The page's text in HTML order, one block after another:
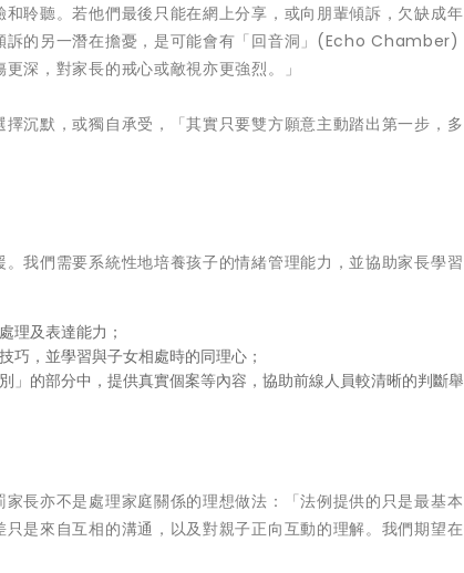
聆聽。若他們最後只能在網上分享，或向朋輩傾訴，欠缺成年
訴的另一潛在擔憂，是可能會有「回音洞」(Echo Chamber)
深，對家長的戒心或敵視亦更強烈。」
沉默，或獨自承受，「其實只要雙方願意主動踏出第一步，多
我們需要系統性地培養孩子的情緒管理能力，並協助家長學習
理及表達能力；
巧，並學習與子女相處時的同理心；
」的部分中，提供真實個案等內容，協助前線人員較清晰的判斷舉
長亦不是處理家庭關係的理想做法：「法例提供的只是最基本
是來自互相的溝通，以及對親子正向互動的理解。我們期望在